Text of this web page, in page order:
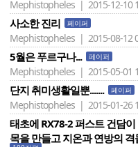
Mephistopheles | 2015-12-10
사소한 진리 페이퍼
Mephistopheles | 2015-08-12
5월은 푸르구나... 페이퍼
Mephistopheles | 2015-05-01
단지 취미생활일뿐....... 페이퍼
Mephistopheles | 2015-01-26
태초에 RX78-2 퍼스트 건담
목을 만들고 지온과 연방의